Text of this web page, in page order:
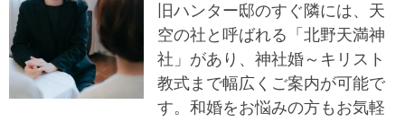
旧ハンター邸のすぐ隣には、天
空の社と呼ばれる「北野天満神
社」があり、神社婚～キリスト
教式まで幅広くご案内が可能で
す。和婚をお悩みの方もお気軽